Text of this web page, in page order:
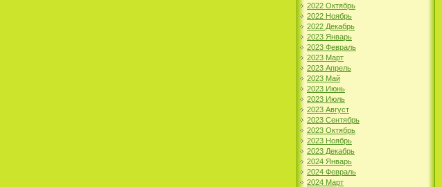
2022 Октябрь
2022 Ноябрь
2022 Декабрь
2023 Январь
2023 Февраль
2023 Март
2023 Апрель
2023 Май
2023 Июнь
2023 Июль
2023 Август
2023 Сентябрь
2023 Октябрь
2023 Ноябрь
2023 Декабрь
2024 Январь
2024 Февраль
2024 Март